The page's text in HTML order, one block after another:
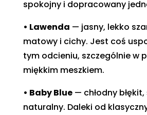
spokojny i dopracowany
• Lawenda — jasny, lekko
matowy i cichy. Jest coś
tym odcieniu, szczególnie w
miękkim meszkiem.
• Baby Blue— chłodny błękit,
naturalny. Daleki od